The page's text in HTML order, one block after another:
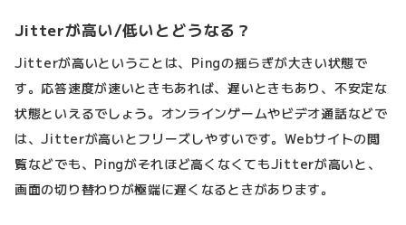
Jitterが高い/低いとどうなる？
Jitterが高いということは、Pingの揺らぎが大きい状態で
す。応答速度が速いときもあれば、遅いときもあり、不安定な
状態といえるでしょう。オンラインゲームやビデオ通話などで
は、Jitterが高いとフリーズしやすいです。Webサイトの閲
覧などでも、Pingがそれほど高くなくてもJitterが高いと、
画面の切り替わりが極端に遅くなるときがあります。